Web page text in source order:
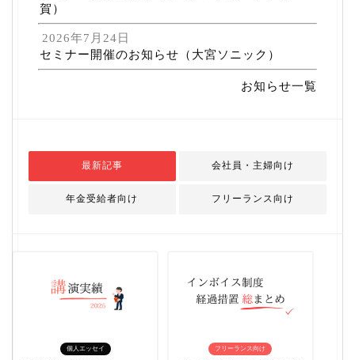
賀）
2026年7月24日
セミナー開催のお知らせ（大宮ソニック）
お知らせ一覧
最新記事 会社員・主婦向け
年金受給者向け フリーランス向け
個人エッセイ フリーランス向け